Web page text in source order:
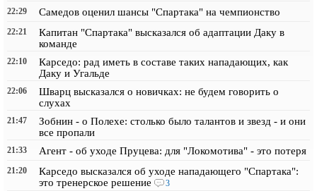
22:29 Самедов оценил шансы "Спартака" на чемпионство
22:21
Капитан "Спартака" высказался об адаптации Даку в
команде
22:10
Карседо: рад иметь в составе таких нападающих, как
Даку и Угальде
22:06
Шварц высказался о новичках: не будем говорить о
слухах
21:47
Зобнин - о Полехе: столько было талантов и звезд - и они
все пропали
21:33 Агент - об уходе Пруцева: для "Локомотива" - это потеря
21:20
Карседо высказался об уходе нападающего "Спартака":
это тренерское решение
3